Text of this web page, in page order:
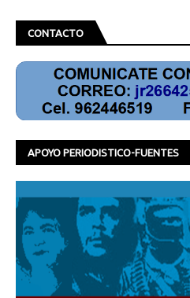
CONTACTO
APOYO PERIODISTICO-FUENTES